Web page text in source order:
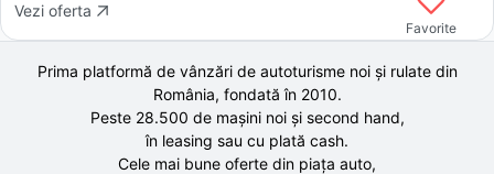
Vezi oferta
Favorite
Prima platformă de vânzări de autoturisme noi și rulate din
România, fondată în 2010.
Peste 28.500 demașini noi și second hand,
în leasing sau cu plată cash.
Cele mai bune oferte din piața auto,